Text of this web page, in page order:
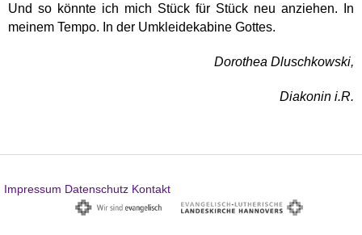
Und so könnte ich mich Stück für Stück neu anziehen. In
meinem Tempo. In der Umkleidekabine Gottes.
Dorothea Dluschkowski,
Diakonin i.R.
Impressum Datenschutz Kontakt